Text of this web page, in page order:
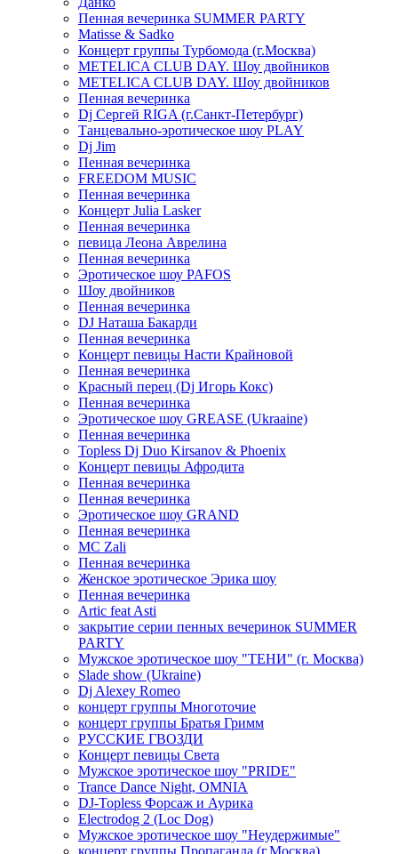
Пенная вечеринка SUMMER PARTY
Matisse & Sadko
Концерт группы Турбомода (г.Москва)
METELICA CLUB DAY. Шоу двойников
METELICA CLUB DAY. Шоу двойников
Пенная вечеринка
Dj Сергей RIGA (г.Санкт-Петербург)
Танцевально-эротическое шоу PLAY
Dj Jim
Пенная вечеринка
FREEDOM MUSIC
Пенная вечеринка
Концерт Julia Lasker
Пенная вечеринка
певица Леона Аврелина
Пенная вечеринка
Эротическое шоу PAFOS
Шоу двойников
Пенная вечеринка
DJ Наташа Бакарди
Пенная вечеринка
Концерт певицы Насти Крайновой
Пенная вечеринка
Красный перец (Dj Игорь Кокс)
Пенная вечеринка
Эротическое шоу GREASE (Ukraaine)
Пенная вечеринка
Topless Dj Duo Kirsanov & Phoenix
Концерт певицы Афродита
Пенная вечеринка
Пенная вечеринка
Эротическое шоу GRAND
Пенная вечеринка
MC Zali
Пенная вечеринка
Женское эротическое Эрика шоу
Пенная вечеринка
Artic feat Asti
закрытие серии пенных вечеринок SUMMER
PARTY
Мужское эротическое шоу "ТЕНИ" (г. Москва)
Slade show (Ukraine)
Dj Alexey Romeo
концерт группы Многоточие
концерт группы Братья Гримм
РУССКИЕ ГВОЗДИ
Концерт певицы Света
Мужское эротическое шоу "PRIDE"
Trance Dance Night, OMNIA
DJ-Topless Форсаж и Аурика
Electrodog 2 (Loc Dog)
Мужское эротическое шоу "Неудержимые"
концерт группы Пропаганда (г.Москва)